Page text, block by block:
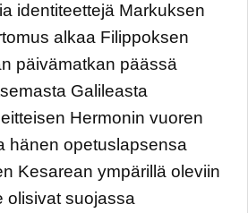
Markuksen
alkaa Filippoksen
päivämatkan päässä
Galileasta
Hermonin vuoren
hänen opetuslapsensa
Kesarean ympärillä oleviin
olisivat suojassa